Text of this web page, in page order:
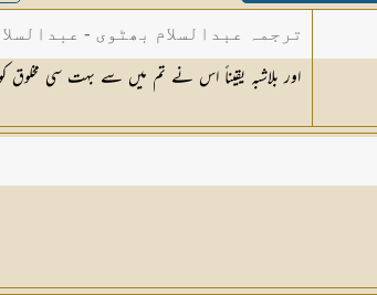
ترجمہ عبدالسلام بھٹوی -
اور بلاشبہ یقیناً اس نے تم میں سے بہت سی مخلوق کو